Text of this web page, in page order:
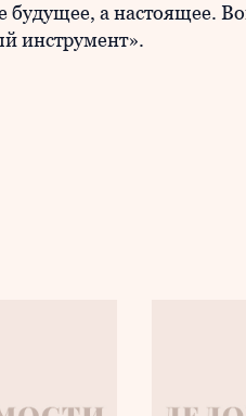
а настоящее.
инструмент».